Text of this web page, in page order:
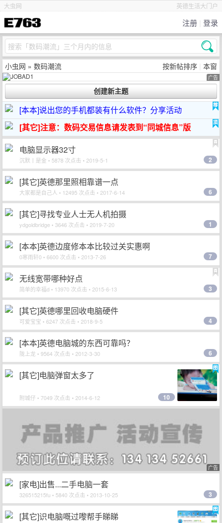
英德生活大门户
大虫网
注册 登录
按新帖排序 本窗
小虫网 » 数码潮流
广告
[本本]说出您的手机都装有什么软件？分享活动
[其它]注意：数码交易信息请发表到“同城信息”版
电脑显示器32寸
沉默丨是金 • 5878 次点击 • 2019-5-1 2
[其它]英德那里照相靠谱一点
大家都是自己人 • 12495 次点击 • 2017-6-14 6
[其它]寻找专业人士无人机拍摄
ydgoldbridge • 3646 次点击 • 2019-7-20 1
[本本]英德边度修本本比较过关实惠啊
0寒雨轩0 • 6600 次点击 • 2013-7-26 7
无线宽带哪种好点
简单的幸福d • 13970 次点击 • 2015-6-13 3
[其它]英德哪里回收电脑硬件
可爱宝宝 • 6247 次点击 • 2018-9-5 4
[本本]英德电脑城的东西可靠吗？
陇上龙 • 9564 次点击 • 2012-3-30 6
[其它]电脑弹窗太多了
附城仔 • 7049 次点击 • 2014-6-12 10
广告
[家电]出售...二手电脑一套
326515215fu • 5840 次点击 • 2013-10-25 3
[其它]识电脑嘅过嚟帮手睇睇